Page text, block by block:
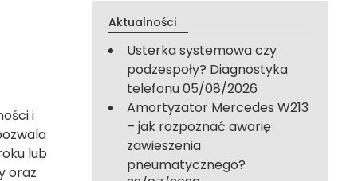
i
lub
oraz
Aktualności
Usterka systemowa czy
podzespoły? Diagnostyka
telefonu05/08/2026
Amortyzator Mercedes W213
– jak rozpoznać awarię
zawieszenia
pneumatycznego?